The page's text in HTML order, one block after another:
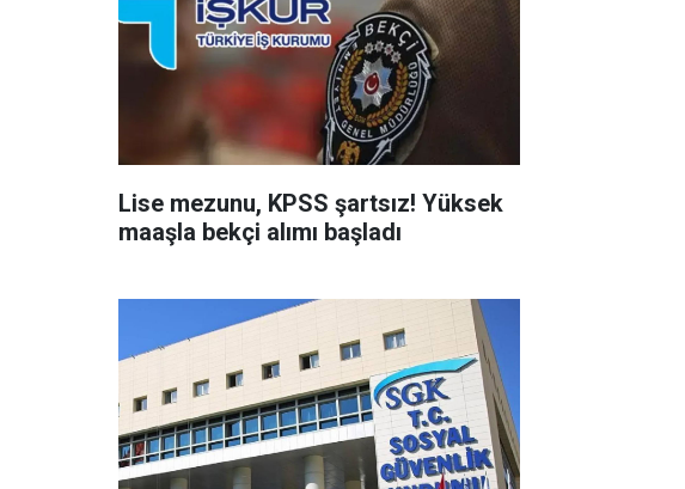
Lise mezunu, KPSS şartsız! Yüksek
maaşla bekçi alımı başladı